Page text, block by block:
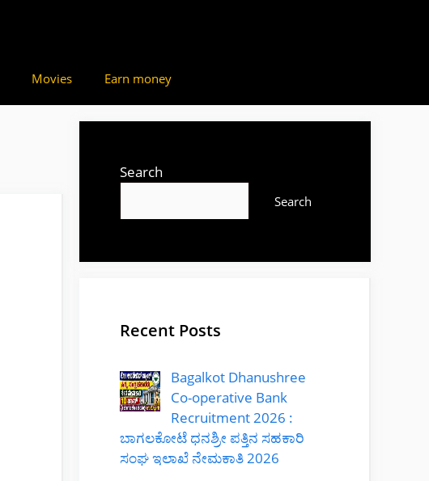
Movies Earn money
Search
Search
Recent Posts
Bagalkot Dhanushree
Co-operative Bank
Recruitment 2026 :
ಬಾಗಲಕೋಟೆ ಧನಶ್ರೀ ಪತ್ತಿನ ಸಹಕಾರಿ
ಸಂಘ ಇಲಾಖೆ ನೇಮಕಾತಿ 2026